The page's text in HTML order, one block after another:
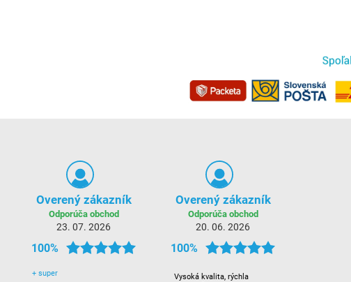
Overený zákazník
Odporúča obchod
23. 07. 2026
100%
+ super
Overený zákazník
Odporúča obchod
20. 06. 2026
100%
Vysoká kvalita, rýchla